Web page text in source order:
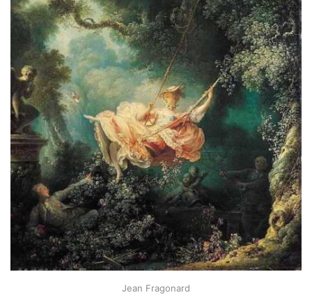
Jean Fragonard